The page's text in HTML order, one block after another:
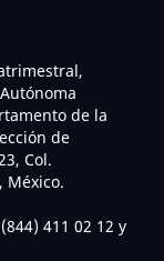
de la
de
Col.
México.
411 02 12 y